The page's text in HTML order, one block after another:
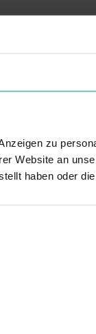
zu
Website an
haben oder